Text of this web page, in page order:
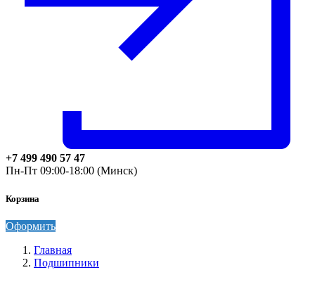
+7 499 490 57 47
Пн-Пт 09:00-18:00 (Минск)
Корзина
Оформить
Главная
Подшипники